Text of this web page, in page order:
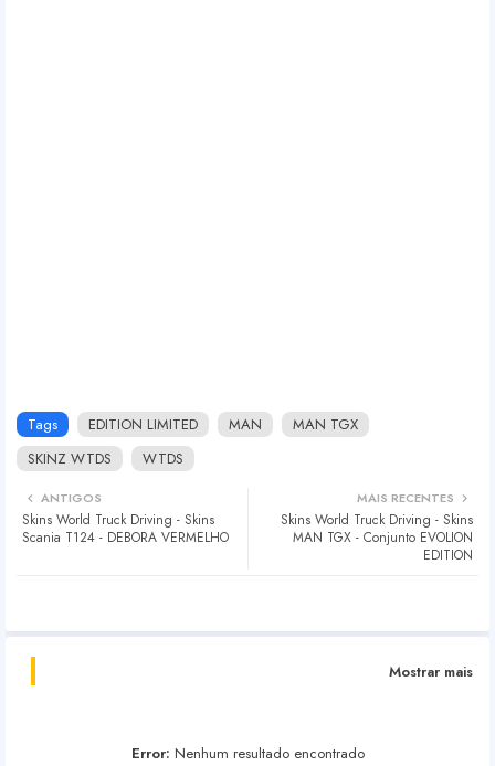
Tags EDITION LIMITED MAN
MAN TGX
SKINZ WTDS
WTDS
MAIS RECENTES
Skins World Truck Driving - Skins
MAN TGX - Conjunto EVOLION
EDITION
ANTIGOS
Skins World Truck Driving - Skins
Scania T124 - DEBORA VERMELHO
Mostrar mais
Error: Nenhum resultado encontrado